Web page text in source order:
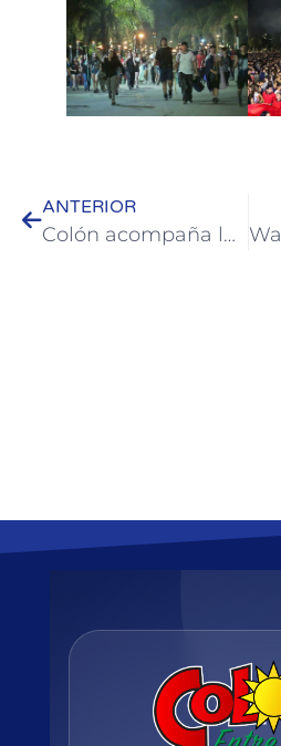
ANTERIOR
Colón acompaña la 7.ª edición de “Programo Mi Futuro”: última convocatoria para inscripciones gratuitas